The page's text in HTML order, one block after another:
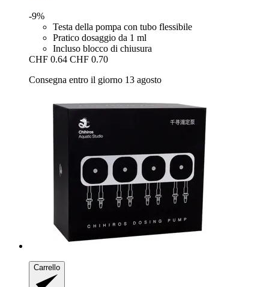
-9%
Testa della pompa con tubo flessibile
Pratico dosaggio da 1 ml
Incluso blocco di chiusura
CHF 0.64 CHF 0.70
Consegna entro il giorno 13 agosto
Carrello